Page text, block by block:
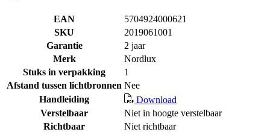
EAN
5704924000621
SKU
2019061001
Garantie
2 jaar
Merk
Nordlux
Stuks in verpakking
1
Afstand tussen lichtbronnen Nee
Handleiding
Download
Verstelbaar
Niet in hoogte verstelbaar
Richtbaar
Niet richtbaar